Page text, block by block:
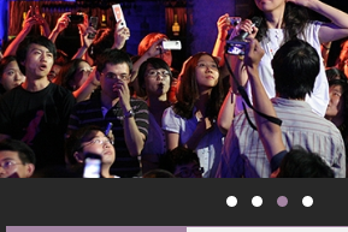
認識我們